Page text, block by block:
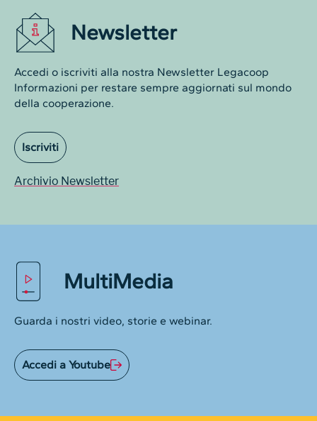
Newsletter
Accedi o iscriviti alla nostra Newsletter Legacoop
Informazioni per restare sempre aggiornati sul mondo
della cooperazione.
Iscriviti
Archivio Newsletter
MultiMedia
Guarda i nostri video, storie e webinar.
Accedi a Youtube